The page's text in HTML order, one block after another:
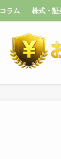
コラム 株式・証